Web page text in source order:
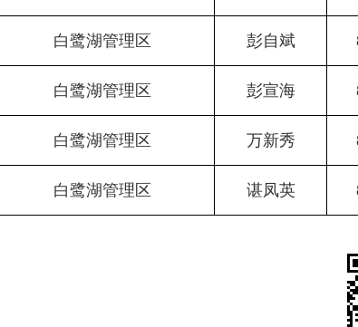
白鹭湖管理区 彭自斌
白鹭湖管理区 彭宣海
白鹭湖管理区 万新秀
白鹭湖管理区 谌凤英